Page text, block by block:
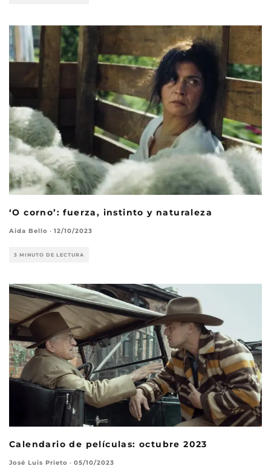
‘O corno’: fuerza, instinto y naturaleza
Aida Bello · 12/10/2023
3 MINUTO DE LECTURA
Calendario de películas: octubre 2023
José Luis Prieto · 05/10/2023